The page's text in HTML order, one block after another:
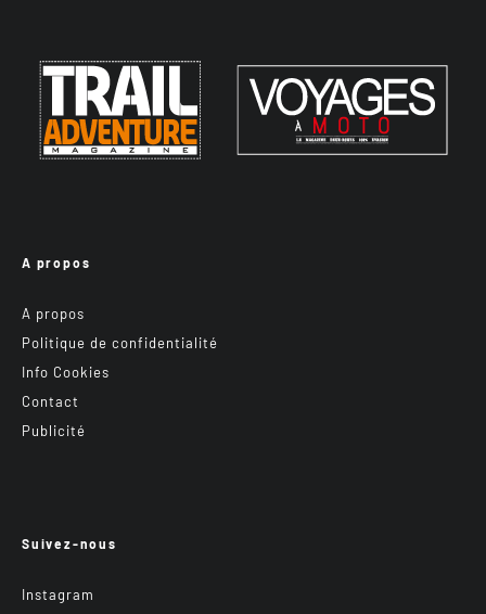
A propos
A propos
Politique de confidentialité
Info Cookies
Contact
Publicité
Suivez-nous
Instagram